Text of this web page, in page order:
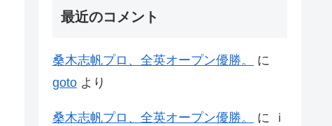
最近のコメント
桑木志帆プロ、全英オープン優勝。
に
goto より
桑木志帆プロ、全英オープン優勝。 に
ｉ